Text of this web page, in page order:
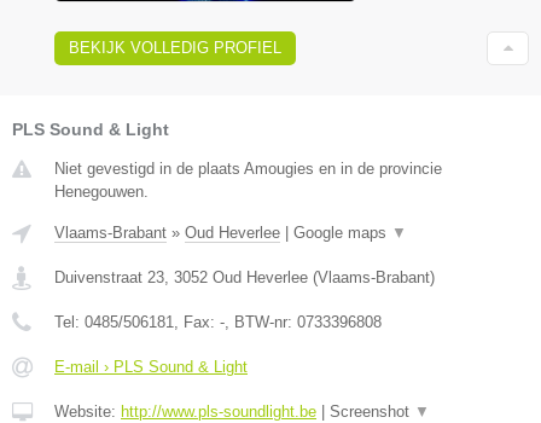
BEKIJK VOLLEDIG PROFIEL
PLS Sound & Light
Niet gevestigd in de plaats Amougies en in de provincie
Henegouwen.
Vlaams-Brabant » Oud Heverlee Google maps ▼
Duivenstraat 23, 3052 Oud Heverlee (Vlaams-Brabant)
Tel: 0485/506181, Fax: -, BTW-nr: 0733396808
E-mail › PLS Sound & Light
Website: http://www.pls-soundlight.be Screenshot ▼